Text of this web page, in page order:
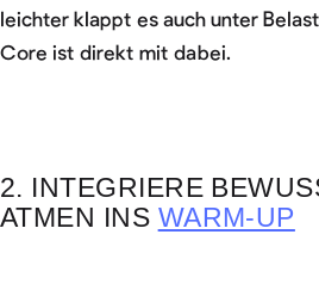
leichter klappt es auch unter
Core ist direkt mit dabei.
2. INTEGRIERE
ATMEN INS WARM-UP